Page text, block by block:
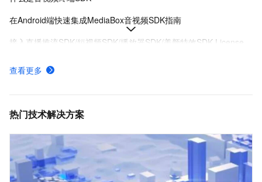
在Android端快速集成MediaBox音视频SDK指南
接入直播推流SDK/短视频SDK/播放器SDK/美颜特效SDK License
MediaBox音视频SDK Demo体验
MediaBox音视频SDK计费项说明及购买方式
查看更多
热门技术解决方案